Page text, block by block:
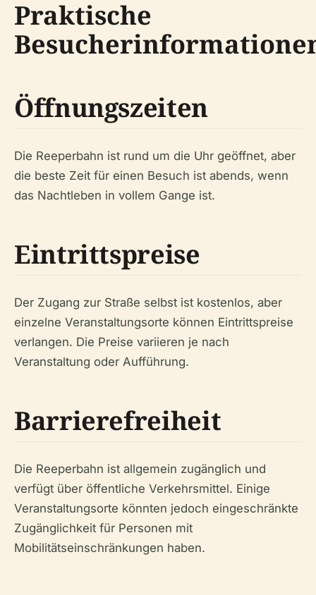
Praktische
Öffnungszeiten
Die Reeperbahn ist rund um die Uhr geöffnet, aber
die beste Zeit für einen Besuch ist abends, wenn
das Nachtleben in vollem Gange ist.
Eintrittspreise
Der Zugang zur Straße selbst ist kostenlos, aber
einzelne Veranstaltungsorte können Eintrittspreise
verlangen. Die Preise variieren je nach
Veranstaltung oder Aufführung.
Barrierefreiheit
Die Reeperbahn ist allgemein zugänglich und
verfügt über öffentliche Verkehrsmittel. Einige
Veranstaltungsorte könnten jedoch eingeschränkte
Zugänglichkeit für Personen mit
Mobilitätseinschränkungen haben.